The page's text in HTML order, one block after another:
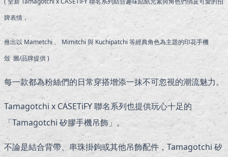
牌表情，
推出以 Mametchi 、 Mimitchi 與 Kuchipatchi 等經典角色為主題的印花手機
殼 圖/品牌提供 )
每一款都為粉絲們的日常穿搭增添一抹不可忽視的潮流魅力。
Tamagotchi x CASETiFY 聯名系列也提供玩心十足的
「Tamagotchi 矽膠手機吊飾」。
不論是結合背帶、串珠掛鉤或其他吊飾配件，Tamagotchi 矽